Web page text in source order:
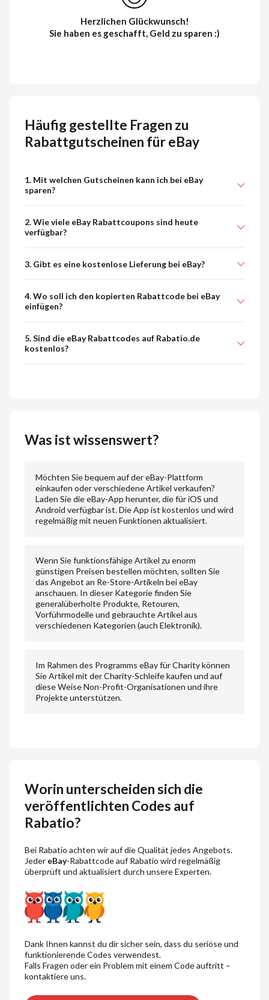
Herzlichen Glückwunsch!
Sie haben es geschafft, Geld zu sparen :)
Häufig gestellte Fragen zu
Rabattgutscheinen für eBay
1. Mit welchen Gutscheinen kann ich bei eBay
sparen?
2. Wie viele eBay Rabattcoupons sind heute
verfügbar?
3. Gibt es eine kostenlose Lieferung bei eBay?
4. Wo soll ich den kopierten Rabattcode bei eBay
einfügen?
5. Sind die eBay Rabattcodes auf Rabatio.de
kostenlos?
Was ist wissenswert?
Möchten Sie bequem auf der eBay-Plattform
einkaufen oder verschiedene Artikel verkaufen?
Laden Sie die eBay-App herunter, die für iOS und
Android verfügbar ist. Die App ist kostenlos und wird
regelmäßig mit neuen Funktionen aktualisiert.
Wenn Sie funktionsfähige Artikel zu enorm
günstigen Preisen bestellen möchten, sollten Sie
das Angebot an Re-Store-Artikeln bei eBay
anschauen. In dieser Kategorie finden Sie
generalüberholte Produkte, Retouren,
Vorführmodelle und gebrauchte Artikel aus
verschiedenen Kategorien (auch Elektronik).
Im Rahmen des Programms eBay für Charity können
Sie Artikel mit der Charity-Schleife kaufen und auf
diese Weise Non-Profit-Organisationen und ihre
Projekte unterstützen.
Worin unterscheiden sich die
veröffentlichten Codes auf
Rabatio?
Bei Rabatio achten wir auf die Qualität jedes Angebots.
Jeder eBay-Rabattcode auf Rabatio wird regelmäßig
überprüft und aktualisiert durch unsere Experten.
Dank Ihnen kannst du dir sicher sein, dass du seriöse und
funktionierende Codes verwendest.
Falls Fragen oder ein Problem mit einem Code auftritt –
kontaktiere uns.